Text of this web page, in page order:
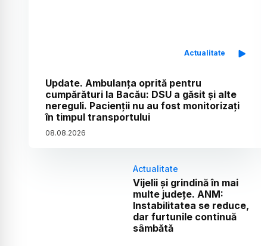
Actualitate
Update. Ambulanța oprită pentru
cumpărături la Bacău: DSU a găsit și alte
nereguli. Pacienții nu au fost monitorizați
în timpul transportului
08.08.2026
Actualitate
Vijelii și grindină în mai
multe județe. ANM:
Instabilitatea se reduce,
dar furtunile continuă
sâmbătă